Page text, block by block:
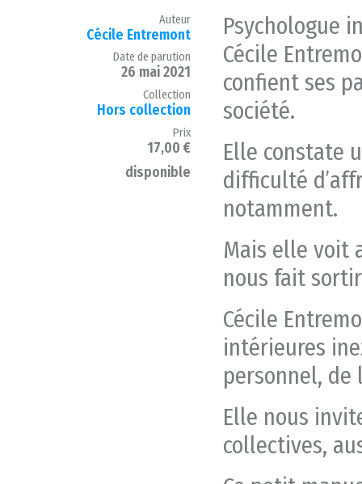
Psychologue
Cécile
confient ses
société.
Elle constate
difficulté
notamment.
Mais elle voit
nous fait
Cécile
intérieures
personnel, de
Elle nous
collectives,
Auteur
Cécile Entremont
Date de parution
26 mai 2021
Collection
Hors collection
Prix
17,00 €
disponible